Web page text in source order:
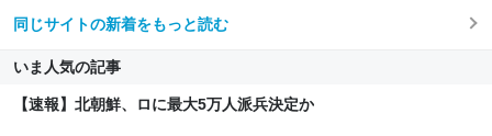
同じサイトの新着をもっと読む
いま人気の記事
【速報】北朝鮮、ロに最大5万人派兵決定か